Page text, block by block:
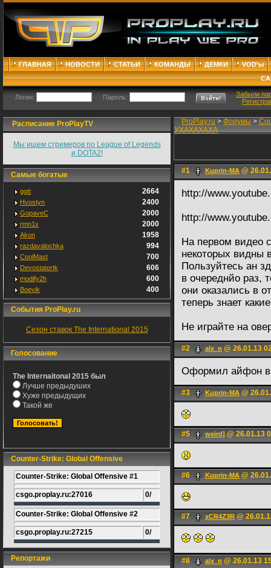
ГЛАВНАЯ НОВОСТИ СТАТЬИ КОМАНДЫ ДЕМКИ
VOD'ы
Логин: Пароль:
Забыли
Расписание ProPlayTV
Мы ищем стримеров по League of Legends
и DOTA2!
Самые богатые
ggtt 2664
Hvostyn 2400
GopaveC 2000
rmn1x 2000
Akon 1958
razdavalochka 994
CoolMast 700
Devostatortk 606
modify2h 600
Boevik 400
События ProPlay.ru
Сезон ставок The International 2015
Голосование
The Internaitonal 2015 был
Лучше предыдуших
Хуже предыдущих
Такой же
Counter-Strike: Global Offensive
Counter-Strike: Global Offensive #1
csgo.proplay.ru:27016 0/
Counter-Strike: Global Offensive #2
csgo.proplay.ru:27215 0/
Репортажи
ProPlay.ru > Форумы >
УХАХАХАХА
#1 Kuprin-MA @
http://
http://
На первом видео
некоторых видны
Пользуйтесь ан
в очереднйо раз,
они оказались в
теперь знает
Не играйте на
#2 alx_n @ 26.01.13
Оформил айфон в
#3 Kuprin-MA @
#5 weird] @ 26.01.13
#6 Kuprin-MA @
#7 xCR4Z3R @
#8 alx_n @ 26.01.13